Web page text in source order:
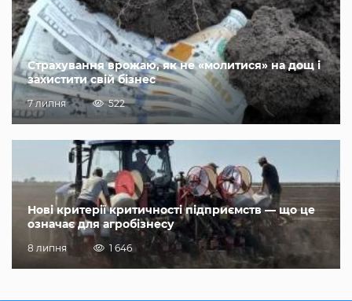
Страхування врожаю, як не «молитися» на дощ і
захистити свій бізнес
7 липня 522
Нові критерії критичності підприємств — що це
означає для агробізнесу
8 липня 1 646